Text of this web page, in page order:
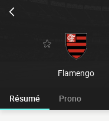
Flamengo
Résumé Prono